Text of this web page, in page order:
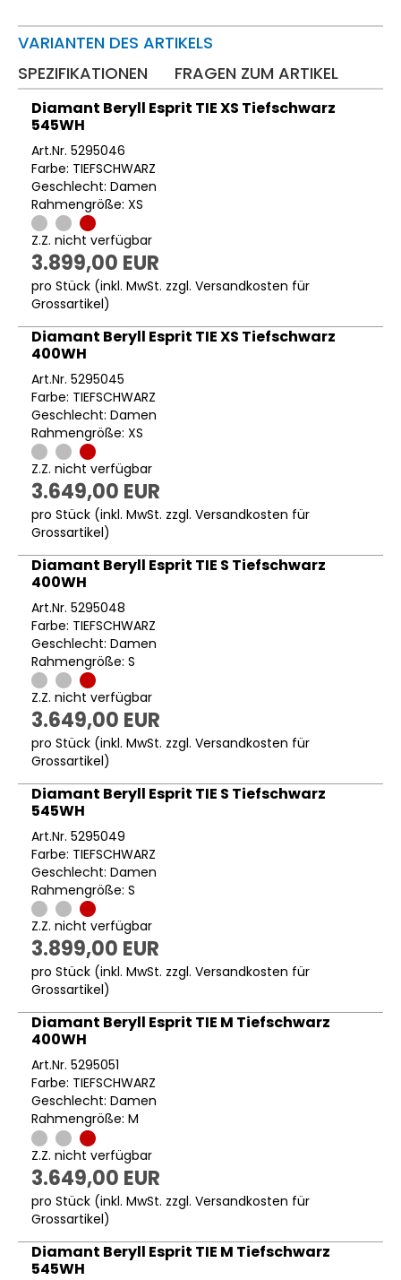
VARIANTEN DES ARTIKELS
SPEZIFIKATIONEN
FRAGEN ZUM ARTIKEL
Diamant Beryll Esprit TIE XS Tiefschwarz
545WH
Art.Nr. 5295046
Farbe: TIEFSCHWARZ
Geschlecht: Damen
Rahmengröße: XS
Z.Z. nicht verfügbar
3.899,00 EUR
pro Stück (inkl. MwSt. zzgl. Versandkosten für
Grossartikel)
Diamant Beryll Esprit TIE XS Tiefschwarz
400WH
Art.Nr. 5295045
Farbe: TIEFSCHWARZ
Geschlecht: Damen
Rahmengröße: XS
Z.Z. nicht verfügbar
3.649,00 EUR
pro Stück (inkl. MwSt. zzgl. Versandkosten für
Grossartikel)
Diamant Beryll Esprit TIE S Tiefschwarz
400WH
Art.Nr. 5295048
Farbe: TIEFSCHWARZ
Geschlecht: Damen
Rahmengröße: S
Z.Z. nicht verfügbar
3.649,00 EUR
pro Stück (inkl. MwSt. zzgl. Versandkosten für
Grossartikel)
Diamant Beryll Esprit TIE S Tiefschwarz
545WH
Art.Nr. 5295049
Farbe: TIEFSCHWARZ
Geschlecht: Damen
Rahmengröße: S
Z.Z. nicht verfügbar
3.899,00 EUR
pro Stück (inkl. MwSt. zzgl. Versandkosten für
Grossartikel)
Diamant Beryll Esprit TIE M Tiefschwarz
400WH
Art.Nr. 5295051
Farbe: TIEFSCHWARZ
Geschlecht: Damen
Rahmengröße: M
Z.Z. nicht verfügbar
3.649,00 EUR
pro Stück (inkl. MwSt. zzgl. Versandkosten für
Grossartikel)
Diamant Beryll Esprit TIE M Tiefschwarz
545WH